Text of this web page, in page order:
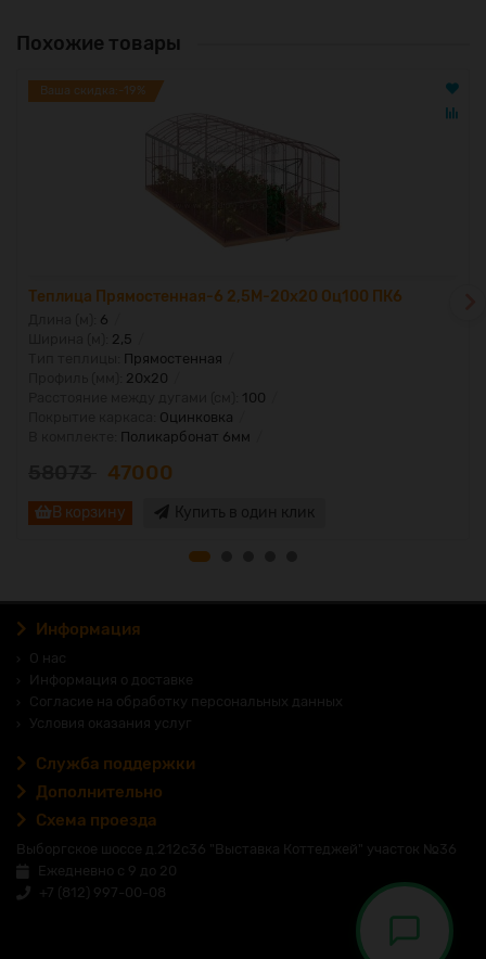
Похожие товары
Ваша скидка:-19%
Теплица Прямостенная-6 2,5М-20х20 Оц100 ПК6
6
2,5
Прямостенная
20x20
100
Оцинковка
Поликарбонат 6мм
47000
В корзину Купить в один клик
Информация
О нас
Информация о доставке
Согласие на обработку персональных данных
Условия оказания услуг
Служба поддержки
Дополнительно
Схема проезда
Выборгское шоссе д.212с36 "Выставка Коттеджей" участок №36
Ежедневно с 9 до 20
+7 (812) 997-00-08